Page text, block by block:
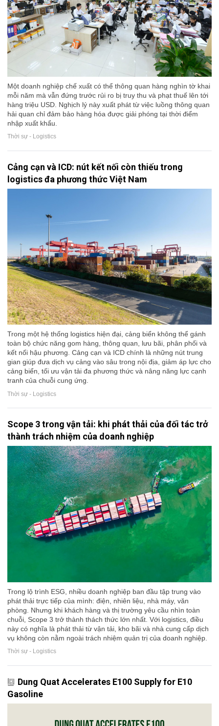
Một doanh nghiệp chế xuất có thể thông quan hàng nghìn tờ khai
mỗi năm mà vẫn đứng trước rủi ro bị truy thu và phạt thuế lên tới
hàng triệu USD. Nghịch lý này xuất phát từ việc luồng thông quan
hải quan chỉ đảm bảo hàng hóa được giải phóng tại thời điểm
nhập xuất khẩu.
Thời sự - Logistics
Cảng cạn và ICD: nút kết nối còn thiếu trong
logistics đa phương thức Việt Nam
Trong một hệ thống logistics hiện đại, cảng biển không thể gánh
toàn bộ chức năng gom hàng, thông quan, lưu bãi, phân phối và
kết nối hậu phương. Cảng cạn và ICD chính là những nút trung
gian giúp đưa dịch vụ cảng vào sâu trong nội địa, giảm áp lực cho
cảng biển, tối ưu vận tải đa phương thức và nâng năng lực cạnh
tranh của chuỗi cung ứng.
Thời sự - Logistics
Scope 3 trong vận tải: khi phát thải của đối tác trở
thành trách nhiệm của doanh nghiệp
Trong lộ trình ESG, nhiều doanh nghiệp ban đầu tập trung vào
phát thải trực tiếp của mình: điện, nhiên liệu, nhà máy, văn
phòng. Nhưng khi khách hàng và thị trường yêu cầu nhìn toàn
chuỗi, Scope 3 trở thành thách thức lớn nhất. Với logistics, điều
này có nghĩa là phát thải từ vận tải, kho bãi và nhà cung cấp dịch
vụ không còn nằm ngoài trách nhiệm quản trị của doanh nghiệp.
Thời sự - Logistics
Dung Quat Accelerates E100 Supply for E10
Gasoline